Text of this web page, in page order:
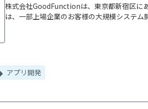
株式会社GoodFunctionは、東京都新宿区に
は、一部上場企業のお客様の大規模システ
アプリ開発